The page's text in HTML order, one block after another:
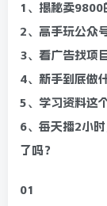
1、揭秘卖9800
2、高手玩公众
3、看广告找项
4、新手到底做
5、学习资料这
6、每天播2小
了吗？
01